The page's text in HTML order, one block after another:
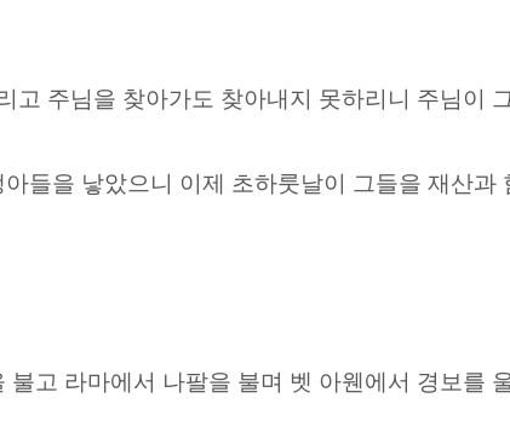
고 주님을 찾아가도 찾아내지 못하리니 주님이
들을 낳았으니 이제 초하룻날이 그들을 재산과
불고 라마에서 나팔을 불며 벳 아웬에서 경보를